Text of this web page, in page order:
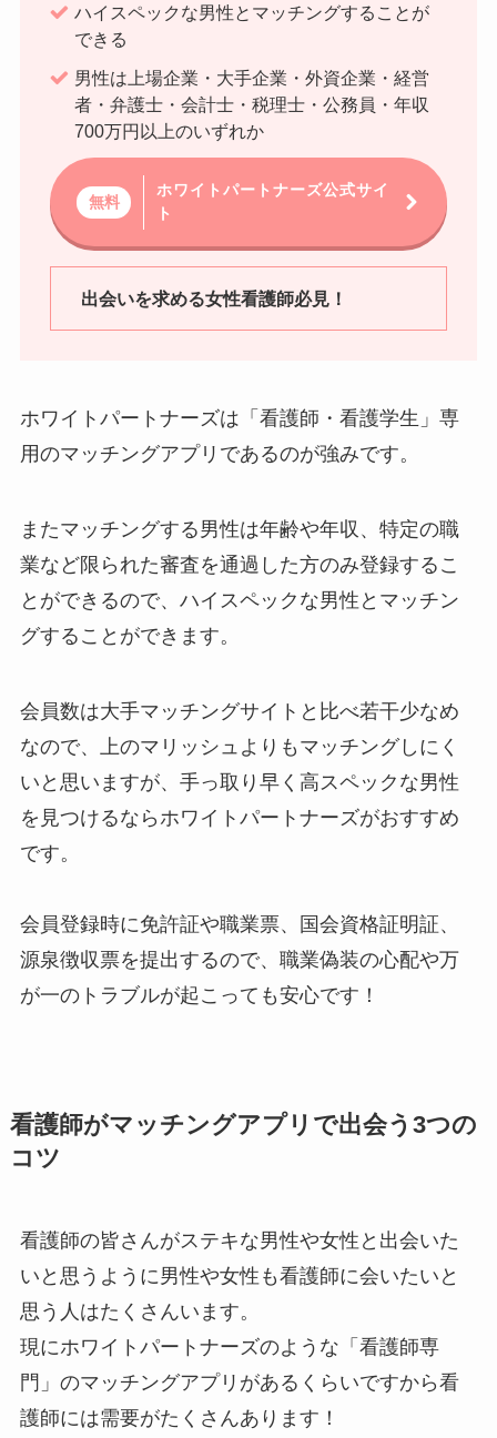
ハイスペックな男性とマッチングすることが
できる
男性は上場企業・大手企業・外資企業・経営
者・弁護士・会計士・税理士・公務員・年収
700万円以上のいずれか
無料
ホワイトパートナーズ公式サイ
ト
出会いを求める女性看護師必見！
ホワイトパートナーズは「看護師・看護学生」専
用のマッチングアプリであるのが強みです。
またマッチングする男性は年齢や年収、特定の職
業など限られた審査を通過した方のみ登録するこ
とができるので、ハイスペックな男性とマッチン
グすることができます。
会員数は大手マッチングサイトと比べ若干少なめ
なので、上のマリッシュよりもマッチングしにく
いと思いますが、手っ取り早く高スペックな男性
を見つけるならホワイトパートナーズがおすすめ
です。
会員登録時に免許証や職業票、国会資格証明証、
源泉徴収票を提出するので、職業偽装の心配や万
が一のトラブルが起こっても安心です！
看護師がマッチングアプリで出会う3つの
コツ
看護師の皆さんがステキな男性や女性と出会いた
いと思うように男性や女性も看護師に会いたいと
思う人はたくさんいます。
現にホワイトパートナーズのような「看護師専
門」のマッチングアプリがあるくらいですから看
護師には需要がたくさんあります！